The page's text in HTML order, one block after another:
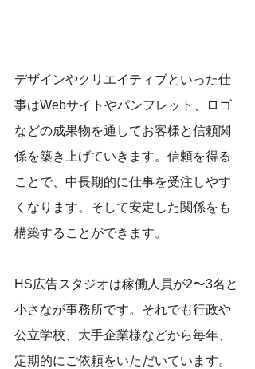
デザインやクリエイティブといった仕
事はWebサイトやパンフレット、ロゴ
などの成果物を通してお客様と信頼関
係を築き上げていきます。信頼を得る
ことで、中長期的に仕事を受注しやす
くなります。そして安定した関係をも
構築することができます。
HS広告スタジオは稼働人員が2〜3名と
小さなが事務所です。それでも行政や
公立学校、大手企業様などから毎年、
定期的にご依頼をいただいています。